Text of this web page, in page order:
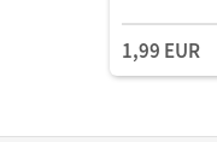
1,99 EUR